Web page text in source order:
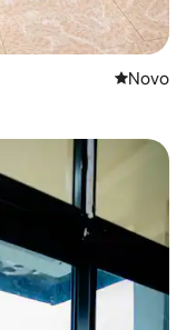
Novo
Novo